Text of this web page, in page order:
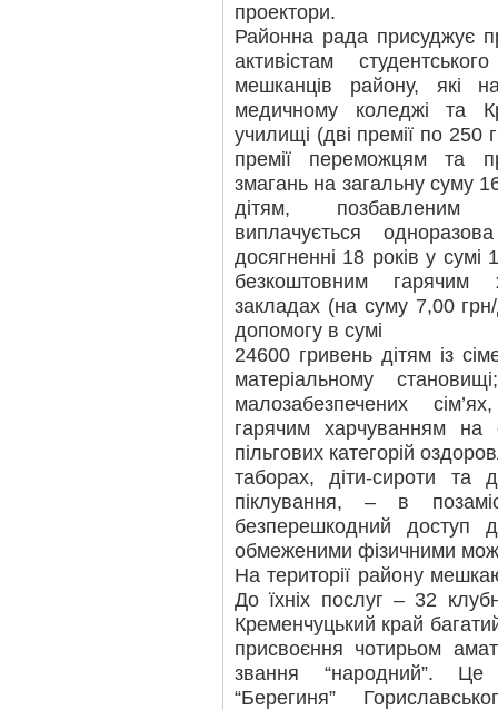
проектори.
Районна рада присуджує
активістам
мешканців району, які
медичному коледжі та
училищі (дві премії по
премії переможцям та
змагань на загальну суму
дітям, позбавленим
виплачується
досягненні 18 років у сумі
безкоштовним гарячим
закладах (на суму 7,00
допомогу в сумі
24600 гривень дітям із
матеріальному
малозабезпечених
гарячим харчуванням на
пільгових категорій
таборах, діти-сироти та
піклування, – в
безперешкодний доступ
обмеженими фізичними
На території району
До їхніх послуг – 32
Кременчуцький край
присвоєння чотирьом
звання “народний”.
“Берегиня”